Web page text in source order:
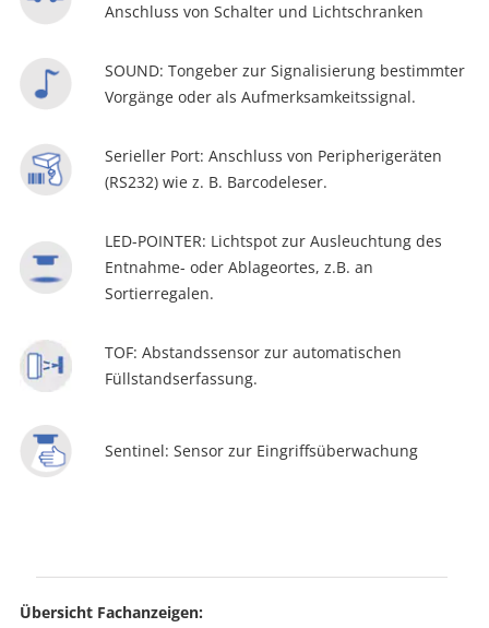
Anschluss von Schalter und Lichtschranken
SOUND: Tongeber zur Signalisierung bestimmter
Vorgänge oder als Aufmerksamkeitssignal.
Serieller Port: Anschluss von Peripherigeräten
(RS232) wie z. B. Barcodeleser.
LED-POINTER: Lichtspot zur Ausleuchtung des
Entnahme- oder Ablageortes, z.B. an
Sortierregalen.
TOF: Abstandssensor zur automatischen
Füllstandserfassung.
Sentinel: Sensor zur Eingriffsüberwachung
Übersicht Fachanzeigen: